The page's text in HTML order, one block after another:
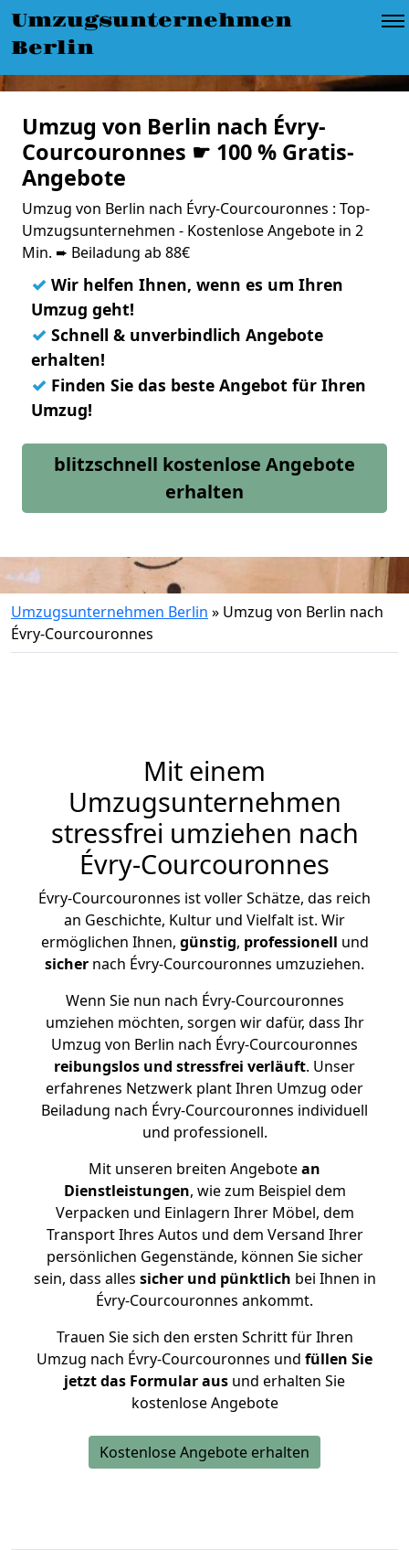
Umzugsunternehmen
Berlin
Umzug von Berlin nach Évry-
Courcouronnes ☛ 100 % Gratis-
Angebote
Umzug von Berlin nach Évry-Courcouronnes : Top-
Umzugsunternehmen - Kostenlose Angebote in 2
Min. ➨ Beiladung ab 88€
✓ Wir helfen Ihnen, wenn es um Ihren
Umzug geht!
✓ Schnell & unverbindlich Angebote
erhalten!
✓ Finden Sie das beste Angebot für Ihren
Umzug!
blitzschnell kostenlose Angebote
erhalten
Umzugsunternehmen Berlin » Umzug von Berlin nach
Évry-Courcouronnes
Mit einem
Umzugsunternehmen
stressfrei umziehen nach
Évry-Courcouronnes
Évry-Courcouronnes ist voller Schätze, das reich
an Geschichte, Kultur und Vielfalt ist. Wir
ermöglichen Ihnen, günstig, professionell und
sicher nach Évry-Courcouronnes umzuziehen.
Wenn Sie nun nach Évry-Courcouronnes
umziehen möchten, sorgen wir dafür, dass Ihr
Umzug von Berlin nach Évry-Courcouronnes
reibungslos und stressfrei verläuft. Unser
erfahrenes Netzwerk plant Ihren Umzug oder
Beiladung nach Évry-Courcouronnes individuell
und professionell.
Mit unseren breiten Angebotean
Dienstleistungen, wie zum Beispiel dem
Verpacken und Einlagern Ihrer Möbel, dem
Transport Ihres Autos und dem Versand Ihrer
persönlichen Gegenstände, können Sie sicher
sein, dass alles sicher und pünktlich bei Ihnen in
Évry-Courcouronnes ankommt.
Trauen Sie sich den ersten Schritt für Ihren
Umzug nach Évry-Courcouronnes und füllen Sie
jetzt das Formular aus und erhalten Sie
kostenlose Angebote
Kostenlose Angebote erhalten